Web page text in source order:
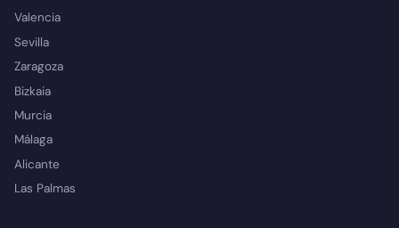
Valencia
Sevilla
Zaragoza
Bizkaia
Murcia
Málaga
Alicante
Las Palmas